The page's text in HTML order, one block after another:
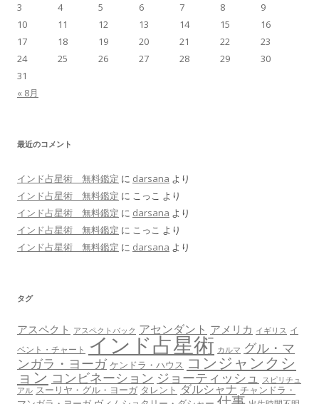
« 8月
3
4 5 6 7 8
9
10
11 12 13 14 15
16
17
18 19 20 21 22
23
24
25 26 27 28 29
30
31
最近のコメント
インド占星術 無料鑑定 に darsana より
インド占星術 無料鑑定 に こっこ より
インド占星術 無料鑑定 に darsana より
インド占星術 無料鑑定 に こっこ より
インド占星術 無料鑑定 に darsana より
タグ
アスペクト アスペクトバック アセンダント アメリカ イギリス イ
ベント・チャート インド占星術 カルマ グル・マ
ンガラ・ヨーガ ケンドラ・ハウス コンジャンクシ
ョン コンビネーション ジョーティッシュ スピリチュ
アル スーリヤ・グル・ヨーガ タレント ダルシャナ チャンドラ・